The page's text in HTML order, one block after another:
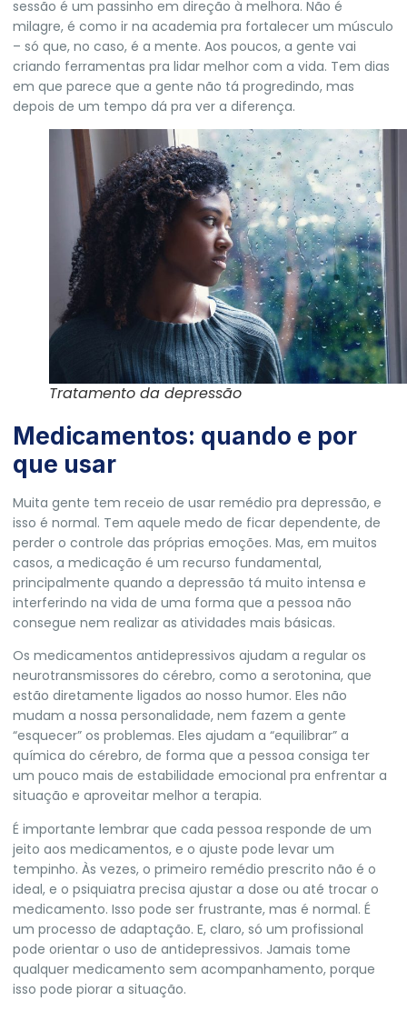
sessão é um passinho em direção à melhora. Não é
milagre, é como ir na academia pra fortalecer um músculo
– só que, no caso, é a mente. Aos poucos, a gente vai
criando ferramentas pra lidar melhor com a vida. Tem dias
em que parece que a gente não tá progredindo, mas
depois de um tempo dá pra ver a diferença.
Tratamento da depressão
Medicamentos: quando e por
que usar
Muita gente tem receio de usar remédio pra depressão, e
isso é normal. Tem aquele medo de ficar dependente, de
perder o controle das próprias emoções. Mas, em muitos
casos, a medicação é um recurso fundamental,
principalmente quando a depressão tá muito intensa e
interferindo na vida de uma forma que a pessoa não
consegue nem realizar as atividades mais básicas.
Os medicamentos antidepressivos ajudam a regular os
neurotransmissores do cérebro, como a serotonina, que
estão diretamente ligados ao nosso humor. Eles não
mudam a nossa personalidade, nem fazem a gente
“esquecer” os problemas. Eles ajudam a “equilibrar” a
química do cérebro, de forma que a pessoa consiga ter
um pouco mais de estabilidade emocional pra enfrentar a
situação e aproveitar melhor a terapia.
É importante lembrar que cada pessoa responde de um
jeito aos medicamentos, e o ajuste pode levar um
tempinho. Às vezes, o primeiro remédio prescrito não é o
ideal, e o psiquiatra precisa ajustar a dose ou até trocar o
medicamento. Isso pode ser frustrante, mas é normal. É
um processo de adaptação. E, claro, só um profissional
pode orientar o uso de antidepressivos. Jamais tome
qualquer medicamento sem acompanhamento, porque
isso pode piorar a situação.